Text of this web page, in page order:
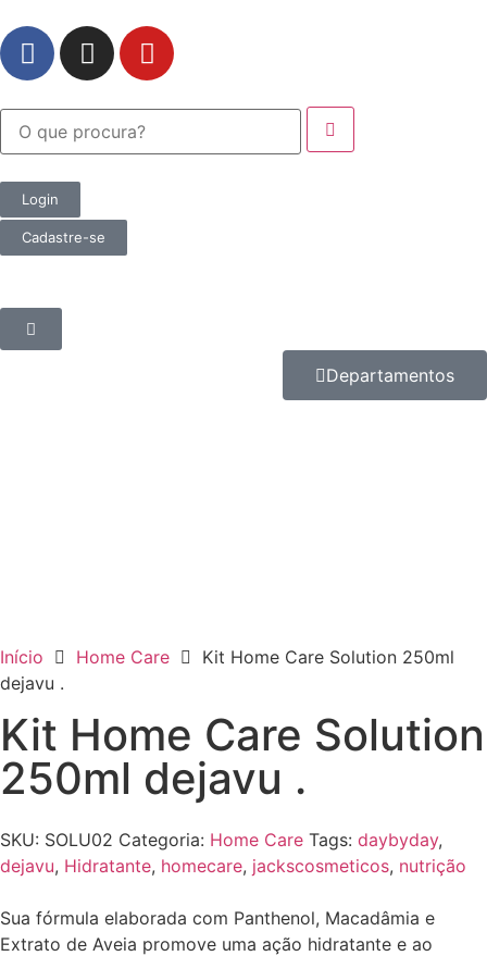
Login
Cadastre-se
Departamentos
Início Home Care
Kit Home Care Solution 250ml
dejavu .
Kit Home Care Solution
250ml dejavu .
SKU: SOLU02 Categoria: Home Care Tags: daybyday,
dejavu, Hidratante, homecare, jackscosmeticos, nutrição
Sua fórmula elaborada com Panthenol, Macadâmia e
Extrato de Aveia promove uma ação hidratante e ao